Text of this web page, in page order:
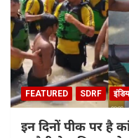
FEATURED SDRF
इन दिनों पीक पर है